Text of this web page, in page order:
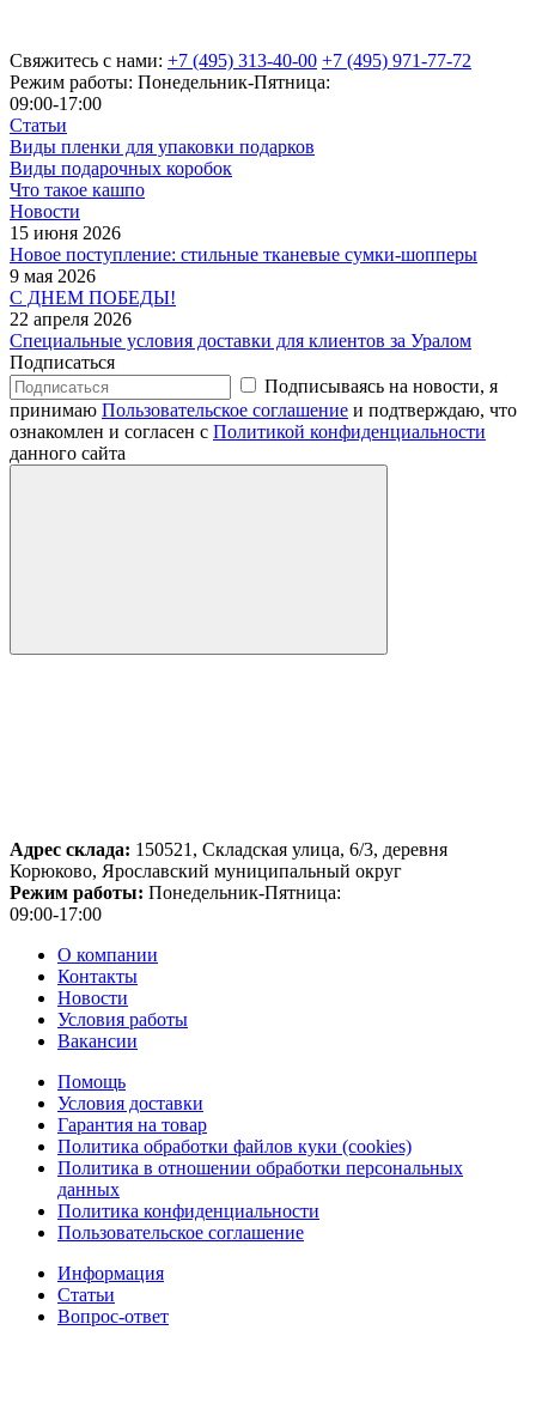
Свяжитесь с нами: +7 (495) 313-40-00 +7 (495) 971-77-72
Режим работы: Понедельник-Пятница:
09:00-17:00
Статьи
Виды пленки для упаковки подарков
Виды подарочных коробок
Что такое кашпо
Новости
15 июня 2026
Новое поступление: стильные тканевые сумки-шопперы
9 мая 2026
С ДНЕМ ПОБЕДЫ!
22 апреля 2026
Специальные условия доставки для клиентов за Уралом
Подписаться
Подписываясь на новости, я
принимаю Пользовательское соглашение и подтверждаю, что
ознакомлен и согласен с Политикой конфиденциальности
данного сайта
Адрес склада: 150521, Складская улица, 6/3, деревня
Корюково, Ярославский муниципальный округ
Режим работы: Понедельник-Пятница:
09:00-17:00
О компании
Контакты
Новости
Условия работы
Вакансии
Помощь
Условия доставки
Гарантия на товар
Политика обработки файлов куки (cookies)
Политика в отношении обработки персональных
данных
Политика конфиденциальности
Пользовательское соглашение
Информация
Статьи
Вопрос-ответ